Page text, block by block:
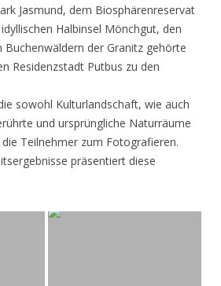
Jasmund, dem Biosphärenreservat
Halbinsel Mönchgut, den
Buchenwäldern der Granitz gehörte
Residenzstadt Putbus zu den
sowohl Kulturlandschaft, wie auch
und ursprüngliche Naturräume
Teilnehmer zum Fotografieren.
präsentiert diese